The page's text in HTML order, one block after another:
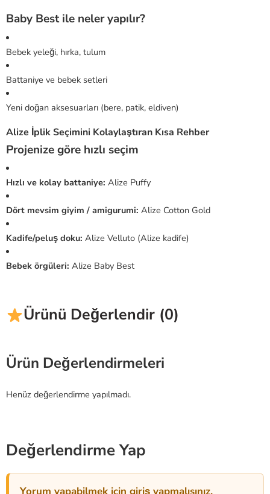
Baby Best ile neler yapılır?
Bebek yeleği, hırka, tulum
Battaniye ve bebek setleri
Yeni doğan aksesuarları (bere, patik, eldiven)
Alize İplik Seçimini Kolaylaştıran Kısa Rehber
Projenize göre hızlı seçim
Hızlı ve kolay battaniye: Alize Puffy
Dört mevsim giyim / amigurumi: Alize Cotton Gold
Kadife/peluş doku: Alize Velluto (Alize kadife)
Bebek örgüleri: Alize Baby Best
Ürünü Değerlendir (0)
Ürün Değerlendirmeleri
Henüz değerlendirme yapılmadı.
Değerlendirme Yap